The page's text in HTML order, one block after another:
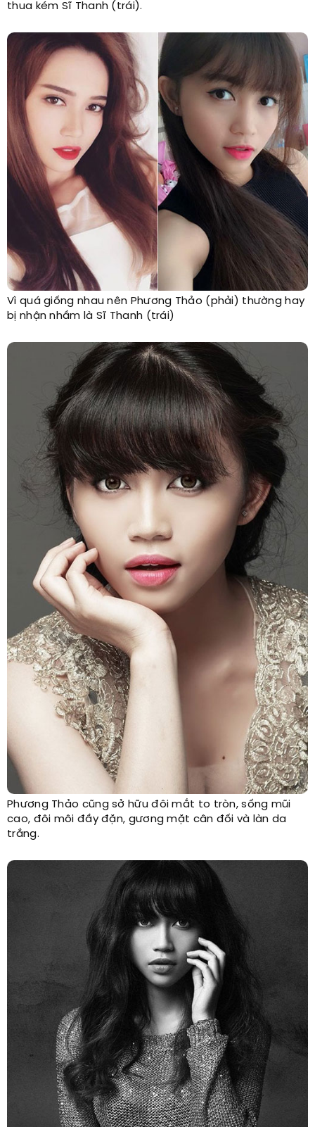
thua kém Sĩ Thanh (trái).
Vì quá giống nhau nên Phương Thảo (phải) thường hay
bị nhận nhầm là Sĩ Thanh (trái)
Phương Thảo cũng sở hữu đôi mắt to tròn, sống mũi
cao, đôi môi đầy đặn, gương mặt cân đối và làn da
trắng.